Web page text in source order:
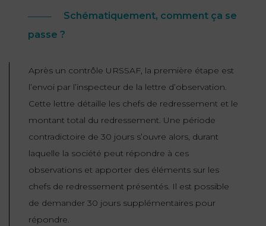
Schématiquement, comment ça se
passe ?
Après un contrôle URSSAF, la première étape est
l’envoi par l’inspecteur de la lettre d’observation.
Cette lettre détaille les chefs de redressement et le
montant total du redressement. Une période
contradictoire de 30 jours s’ouvre alors, durant
laquelle la société peut répondre à ces
observations et apporter des éléments sur les
chefs de redressement présentés. Il est possible
de demander 30 jours supplémentaires pour
répondre.